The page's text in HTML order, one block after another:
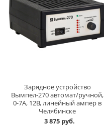
Зарядное устройство
Вымпел-270 автомат/ручной,
0-7А, 12В, линейный ампер в
Челябинске
3 875 руб.